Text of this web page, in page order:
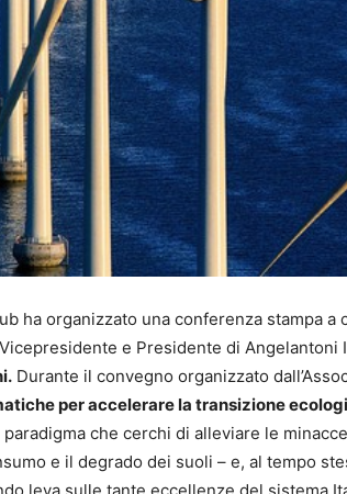
ha organizzato una conferenza stampa
e Presidente di Angelantoni
Durante il convegno organizzato
per accelerare la transizione
che cerchi di alleviare le
e il degrado dei suoli – e, al tempo